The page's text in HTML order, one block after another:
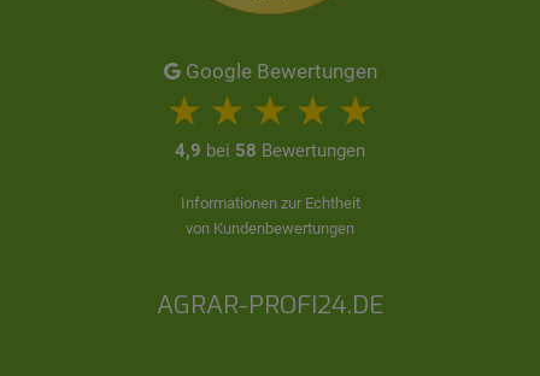
Google Bewertungen
4,9 bei 58 Bewertungen
Informationen zur Echtheit
von Kundenbewertungen
AGRAR-PROFI24.DE